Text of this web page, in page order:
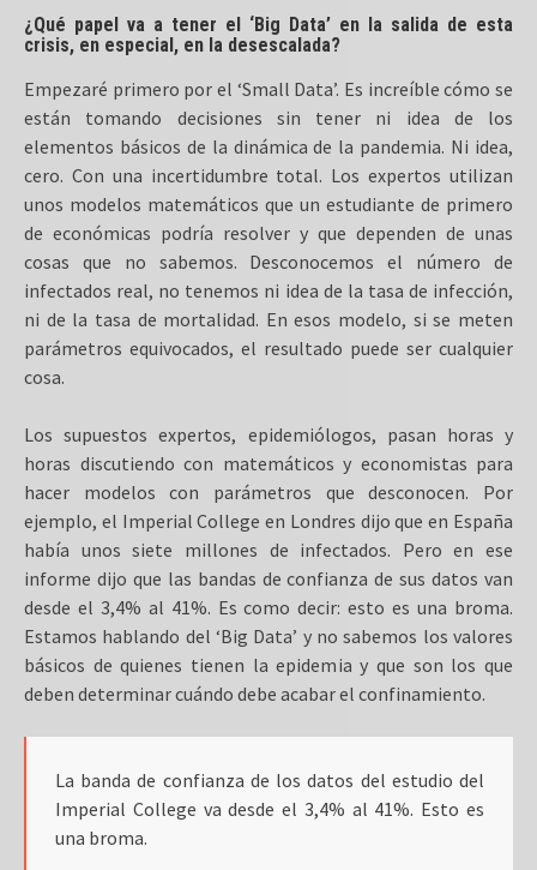
¿Qué papel va a tener el ‘Big Data’ en la salida de esta
crisis, en especial, en la desescalada?
Empezaré primero por el ‘Small Data’. Es increíble cómo se
están tomando decisiones sin tener ni idea de los
elementos básicos de la dinámica de la pandemia. Ni idea,
cero. Con una incertidumbre total. Los expertos utilizan
unos modelos matemáticos que un estudiante de primero
de económicas podría resolver y que dependen de unas
cosas que no sabemos. Desconocemos el número de
infectados real, no tenemos ni idea de la tasa de infección,
ni de la tasa de mortalidad. En esos modelo, si se meten
parámetros equivocados, el resultado puede ser cualquier
cosa.
Los supuestos expertos, epidemiólogos, pasan horas y
horas discutiendo con matemáticos y economistas para
hacer modelos con parámetros que desconocen. Por
ejemplo, el Imperial College en Londres dijo que en España
había unos siete millones de infectados. Pero en ese
informe dijo que las bandas de confianza de sus datos van
desde el 3,4% al 41%. Es como decir: esto es una broma.
Estamos hablando del ‘Big Data’ y no sabemos los valores
básicos de quienes tienen la epidemia y que son los que
deben determinar cuándo debe acabar el confinamiento.
La banda de confianza de los datos del estudio del
Imperial College va desde el 3,4% al 41%. Esto es
una broma.